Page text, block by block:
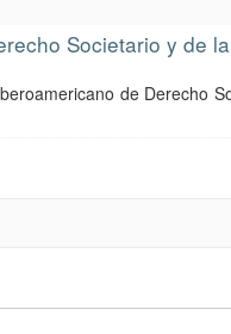
Societario y de
de Derecho